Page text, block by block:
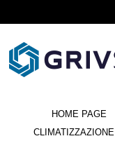
HOME PAGE
CLIMATIZZAZIONE